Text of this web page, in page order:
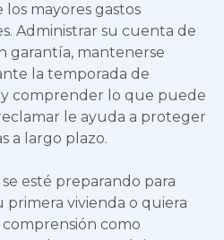
los mayores gastos
Administrar su cuenta de
garantía, mantenerse
la temporada de
comprender lo que puede
le ayuda a proteger
a largo plazo.
se esté preparando para
primera vivienda o quiera
como